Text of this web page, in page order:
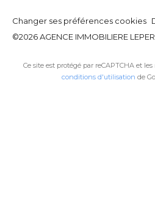
Changer ses préférences cookies
©2026 AGENCE IMMOBILIERE
Ce site est protégé par reCAPTCHA et les
conditions d'utilisation de